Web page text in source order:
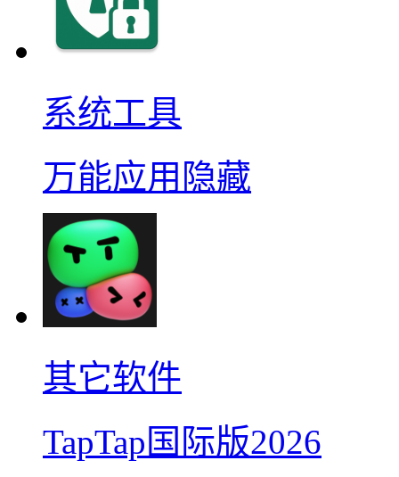
系统工具
万能应用隐藏
其它软件
TapTap国际版2026